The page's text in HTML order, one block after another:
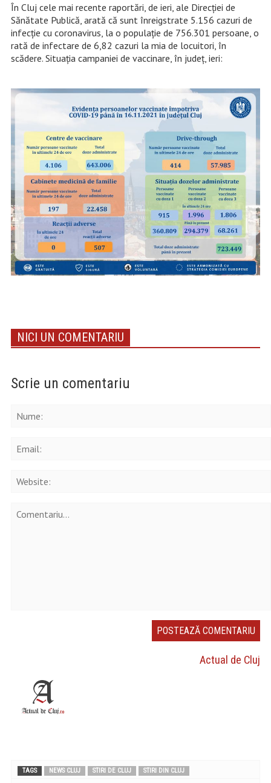
În Cluj cele mai recente raportări, de ieri, ale Direcției de
Sănătate Publică, arată că sunt înreigstrate 5.156 cazuri de
infecție cu coronavirus, la o populație de 756.301 persoane, o
rată de infectare de 6,82 cazuri la mia de locuitori, în
scădere. Situația campaniei de vaccinare, în județ, ieri:
NICI UN COMENTARIU
Scrie un comentariu
Actual de Cluj
TAGS NEWS CLUJ STIRI DE CLUJ STIRI DIN CLUJ